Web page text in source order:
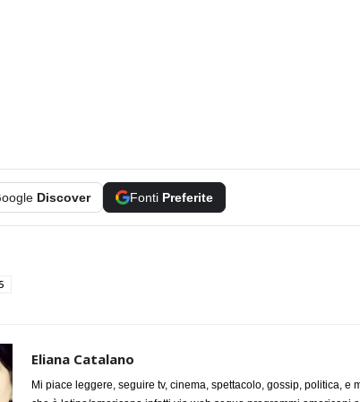
Discover Fonti Preferite
Eliana Catalano
Mi piace leggere, seguire tv, cinema, spettacolo, gossip, politica, e